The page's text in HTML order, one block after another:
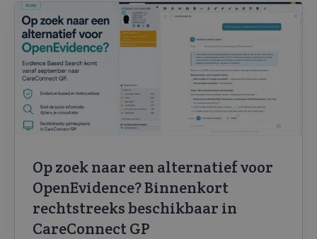
Op zoek naar een alternatief voor
OpenEvidence? Binnenkort
rechtstreeks beschikbaar in
CareConnect GP